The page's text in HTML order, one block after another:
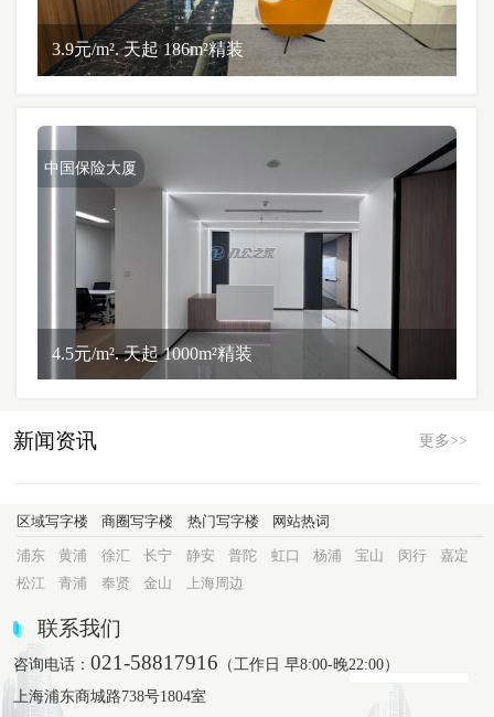
3.9元/m². 天起 186m²精装
中国保险大厦
4.5元/m². 天起 1000m²精装
新闻资讯 更多>>
区域写字楼 商圈写字楼 热门写字楼 网站热词
浦东 黄浦 徐汇 长宁 静安 普陀 虹口 杨浦 宝山 闵行
嘉定
松江
青浦 奉贤 金山 上海周边
联系我们
咨询电话：021-58817916 （工作日 早8:00-晚22:00）
上海浦东商城路738号1804室